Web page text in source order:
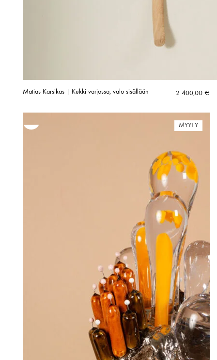
Matias Karsikas | Kukki varjossa, valo sisällään 2 400,00 €
MYYTY